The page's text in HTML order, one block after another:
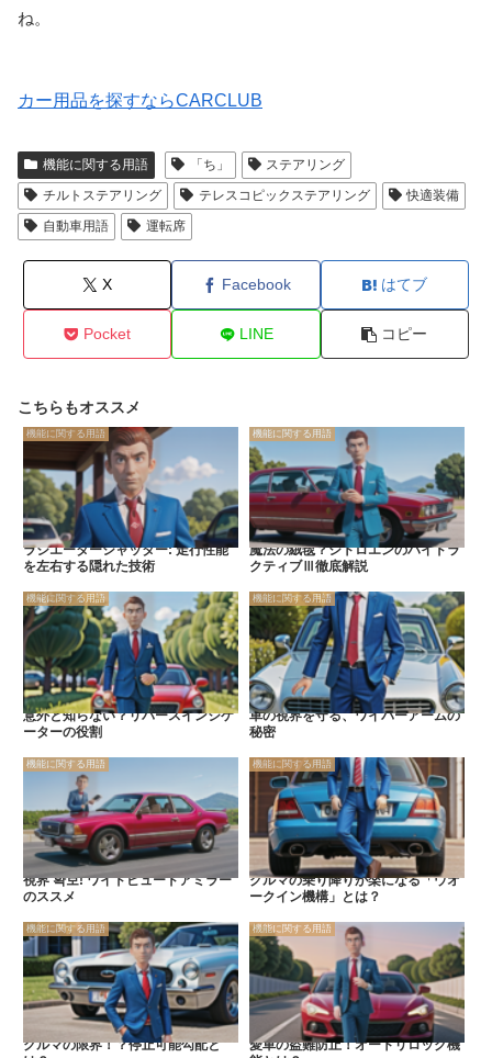
ね。
カー用品を探すならCARCLUB
機能に関する用語 「ち」
ステアリング
チルトステアリング
テレスコピックステアリング
快適装備
自動車用語
運転席
X Facebook はてブ
Pocket LINE コピー
こちらもオススメ
機能に関する用語
ラジエーターシャッター: 走行性能
を左右する隠れた技術
機能に関する用語
魔法の絨毯？シトロエンのハイドラ
クティブⅢ徹底解説
機能に関する用語
意外と知らない？リバースインジケ
ーターの役割
機能に関する用語
車の視界を守る、ワイパーアームの
秘密
機能に関する用語
視界 확보! ワイドビュードアミラー
のススメ
機能に関する用語
クルマの乗り降りが楽になる「ウオ
ークイン機構」とは？
機能に関する用語
クルマの限界！？停止可能勾配と
機能に関する用語
愛車の盗難防止！オートリロック機